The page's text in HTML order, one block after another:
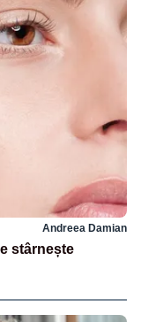
Andreea Damian
stârnește